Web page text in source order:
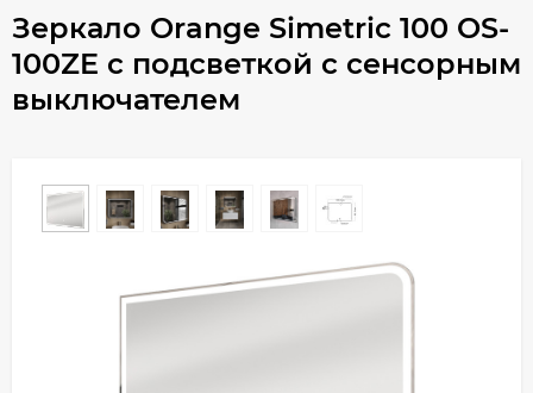
Зеркало Orange Simetric 100 OS-
100ZE с подсветкой с сенсорным
выключателем